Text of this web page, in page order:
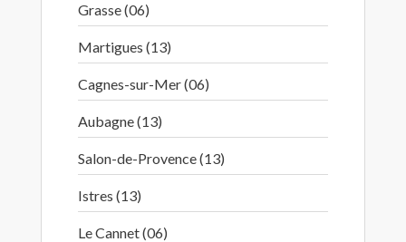
Grasse (06)
Martigues (13)
Cagnes-sur-Mer (06)
Aubagne (13)
Salon-de-Provence (13)
Istres (13)
Le Cannet (06)